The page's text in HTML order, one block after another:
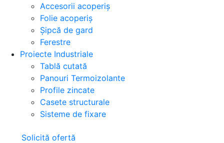
Accesorii acoperiș
Folie acoperiș
Șipcă de gard
Ferestre
Proiecte Industriale
Tablă cutată
Panouri Termoizolante
Profile zincate
Casete structurale
Sisteme de fixare
Solicită ofertă